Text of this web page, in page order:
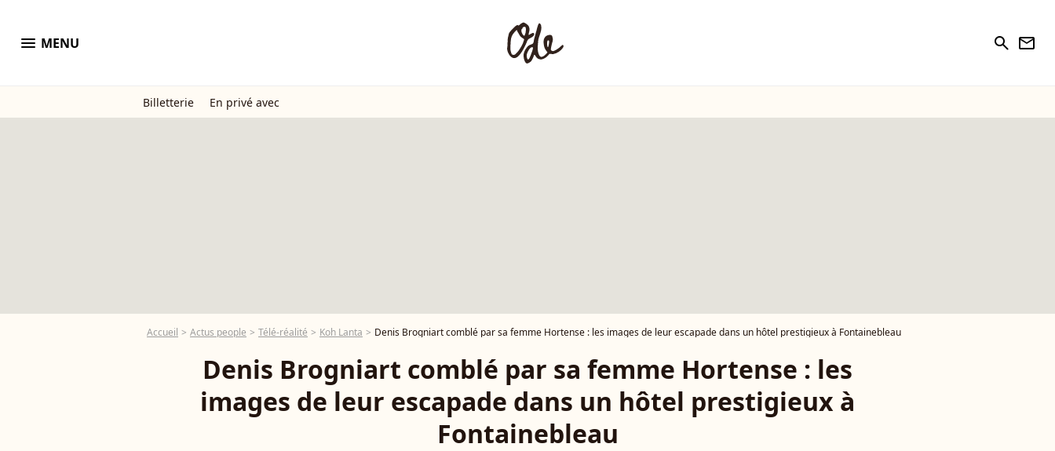
menu MENU search newsletter
Billetterie En privé avec
Accueil Actus people Télé-réalité Koh Lanta Denis Brogniart comblé par sa femme Hortense : les images de leur escapade dans un hôtel prestigieux à Fontainebleau
Denis Brogniart comblé par sa femme Hortense : les
images de leur escapade dans un hôtel prestigieux à
Fontainebleau